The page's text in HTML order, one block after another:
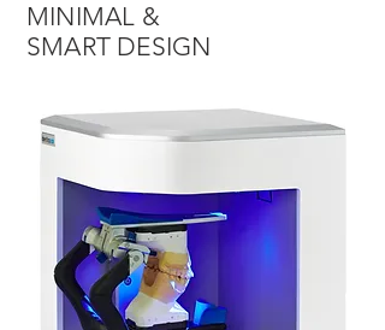
MINIMAL &
SMART DESIGN